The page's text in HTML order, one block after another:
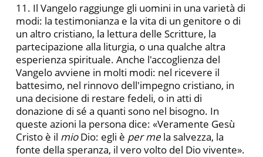
11. Il Vangelo raggiunge gli uomini in una varietà di
modi: la testimonianza e la vita di un genitore o di
un altro cristiano, la lettura delle Scritture, la
partecipazione alla liturgia, o una qualche altra
esperienza spirituale. Anche l'accoglienza del
Vangelo avviene in molti modi: nel ricevere il
battesimo, nel rinnovo dell'impegno cristiano, in
una decisione di restare fedeli, o in atti di
donazione di sé a quanti sono nel bisogno. In
queste azioni la persona dice: «Veramente Gesù
Cristo è il mioDio: egli è per mela salvezza, la
fonte della speranza, il vero volto del Dio vivente».